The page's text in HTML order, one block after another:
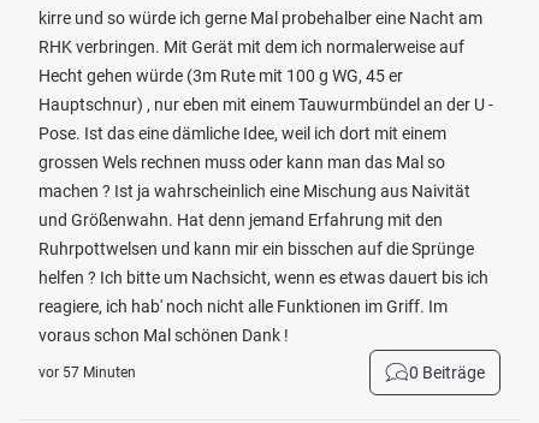
kirre und so würde ich gerne Mal probehalber eine Nacht am
RHK verbringen. Mit Gerät mit dem ich normalerweise auf
Hecht gehen würde (3m Rute mit 100 g WG, 45 er
Hauptschnur) , nur eben mit einem Tauwurmbündel an der U -
Pose. Ist das eine dämliche Idee, weil ich dort mit einem
grossen Wels rechnen muss oder kann man das Mal so
machen ? Ist ja wahrscheinlich eine Mischung aus Naivität
und Größenwahn. Hat denn jemand Erfahrung mit den
Ruhrpottwelsen und kann mir ein bisschen auf die Sprünge
helfen ? Ich bitte um Nachsicht, wenn es etwas dauert bis ich
reagiere, ich hab' noch nicht alle Funktionen im Griff. Im
voraus schon Mal schönen Dank !
vor 57 Minuten 0 Beiträge